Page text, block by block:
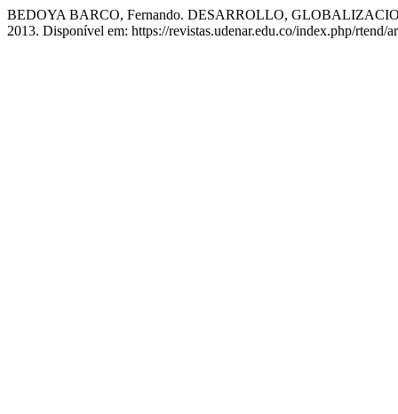
BEDOYA BARCO, Fernando. DESARROLLO,
2013. Disponível em: https://revistas.udenar.edu.co/index.php/rtend/